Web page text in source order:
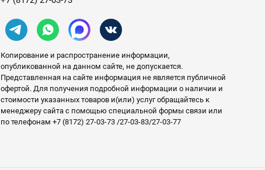
Копирование и распространение информации,
опубликованной на данном сайте, не допускается.
Представленная на сайте информация не является публичной
офертой. Для получения подробной информации о наличии и
стоимости указанных товаров и(или) услуг обращайтесь к
менеджеру сайта с помощью специальной формы связи или
по телефонам +7 (8172) 27-03-73 /27-03-83/27-03-77